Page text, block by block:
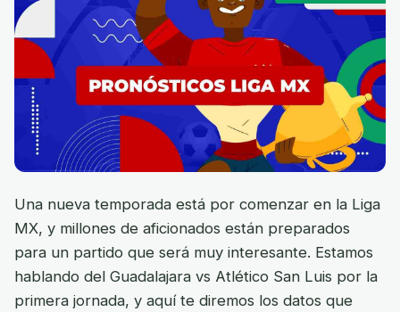
Una nueva temporada está por comenzar en la Liga
MX, y millones de aficionados están preparados
para un partido que será muy interesante. Estamos
hablando del Guadalajara vs Atlético San Luis por la
primera jornada, y aquí te diremos los datos que